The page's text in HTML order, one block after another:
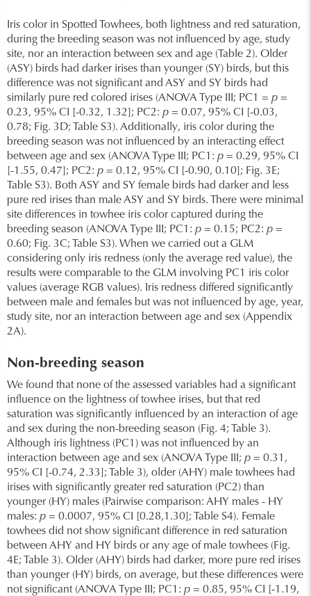
Iris color in Spotted Towhees, both lightness and red saturation,
during the breeding season was not influenced by age, study
site, nor an interaction between sex and age (Table 2). Older
(ASY) birds had darker irises than younger (SY) birds, but this
difference was not significant and ASY and SY birds had
similarly pure red colored irises (ANOVA Type III; PC1 = p =
0.23, 95% CI [-0.32, 1.32]; PC2: p = 0.07, 95% CI [-0.03,
0.78; Fig. 3D; Table S3). Additionally, iris color during the
breeding season was not influenced by an interacting effect
between age and sex (ANOVA Type III; PC1: p = 0.29, 95% CI
[-1.55, 0.47]; PC2: p = 0.12, 95% CI [-0.90, 0.10]; Fig. 3E;
Table S3). Both ASY and SY female birds had darker and less
pure red irises than male ASY and SY birds. There were minimal
site differences in towhee iris color captured during the
breeding season (ANOVA Type III; PC1: p = 0.15; PC2: p =
0.60; Fig. 3C; Table S3). When we carried out a GLM
considering only iris redness (only the average red value), the
results were comparable to the GLM involving PC1 iris color
values (average RGB values). Iris redness differed significantly
between male and females but was not influenced by age, year,
study site, nor an interaction between age and sex (Appendix
2A).
Non-breeding season
We found that none of the assessed variables had a significant
influence on the lightness of towhee irises, but that red
saturation was significantly influenced by an interaction of age
and sex during the non-breeding season (Fig. 4; Table 3).
Although iris lightness (PC1) was not influenced by an
interaction between age and sex (ANOVA Type III; p = 0.31,
95% CI [-0.74, 2.33]; Table 3), older (AHY) male towhees had
irises with significantly greater red saturation (PC2) than
younger (HY) males (Pairwise comparison: AHY males - HY
males: p = 0.0007, 95% CI [0.28,1.30]; Table S4). Female
towhees did not show significant difference in red saturation
between AHY and HY birds or any age of male towhees (Fig.
4E; Table 3). Older (AHY) birds had darker, more pure red irises
than younger (HY) birds, on average, but these differences were
not significant (ANOVA Type III; PC1: p = 0.85, 95% CI [-1.19,